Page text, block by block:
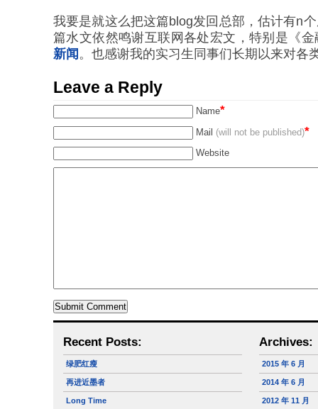
我要是就这么把这篇blog发回总部，估计有n
篇水文依然鸣谢互联网各处宏文，特别是《
新闻 。也感谢我的实习生同事们长期以来对各
Leave a Reply
Name*
Mail (will not be published)*
Website
Recent Posts:
绿肥红瘦
再进近墨者
Long Time
Archives:
2015 年 6 月
2014 年 6 月
2012 年 11 月